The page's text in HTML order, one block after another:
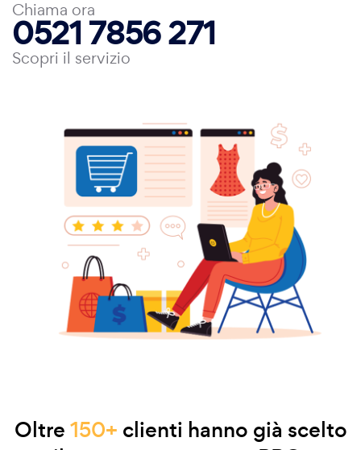
Chiama ora
0521 7856 271
Scopri il servizio
Oltre150+ clienti hanno già scelto